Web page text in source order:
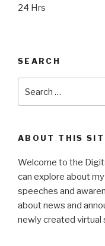
24 Hrs
SEARCH
for:
ABOUT THIS
Welcome to the
can explore about
speeches and
about news and
newly created virtual